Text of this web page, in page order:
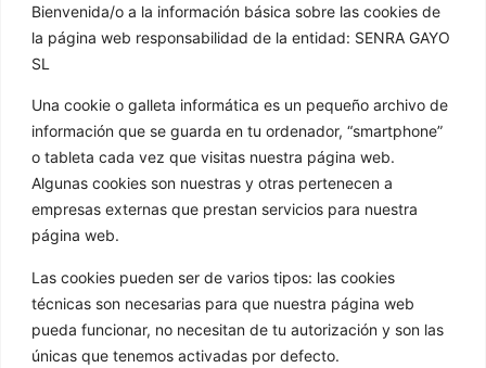
Bienvenida/o a la información básica sobre las cookies de
la página web responsabilidad de la entidad: SENRA GAYO
SL
Una cookie o galleta informática es un pequeño archivo de
información que se guarda en tu ordenador, “smartphone”
o tableta cada vez que visitas nuestra página web.
Algunas cookies son nuestras y otras pertenecen a
empresas externas que prestan servicios para nuestra
página web.
Las cookies pueden ser de varios tipos: las cookies
técnicas son necesarias para que nuestra página web
pueda funcionar, no necesitan de tu autorización y son las
únicas que tenemos activadas por defecto.
981 807 404
603 652 555
Trav de Cacheiras 64, Cacheiras
15886 Teo A Coruña
GOLA
Quienes somos
Noticias
Galería de imágenes